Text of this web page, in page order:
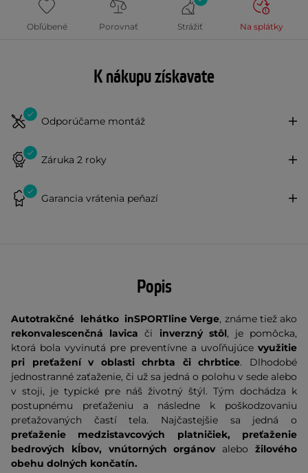
Obľúbené Porovnať Strážiť Na splátky
K nákupu získavate
Odporúčame montáž
Záruka 2 roky
Garancia vrátenia peňazí
Popis
Autotrakčné lehátko inSPORTline Verge, známe tiež ako
rekonvalescenčná lavica či inverzný stôl, je pomôcka,
ktorá bola vyvinutá pre preventívne a uvoľňujúce využitie
pri preťažení v oblasti chrbta či chrbtice. Dlhodobé
jednostranné zaťaženie, či už sa jedná o polohu v sede alebo
v stoji, je typické pre náš životný štýl. Tým dochádza k
postupnému preťaženiu a následne k poškodzovaniu
preťažovaných častí tela. Najčastejšie sa jedná o
preťaženie medzistavcových platničiek, preťaženie
bedrových kĺbov, vnútorných orgánov alebo žilového
obehu dolných končatín.